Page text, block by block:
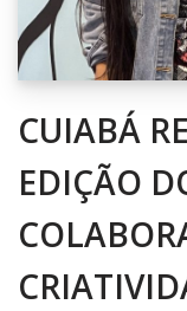
CUIABÁ
EDIÇÃO